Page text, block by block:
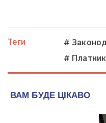
Теги #
#